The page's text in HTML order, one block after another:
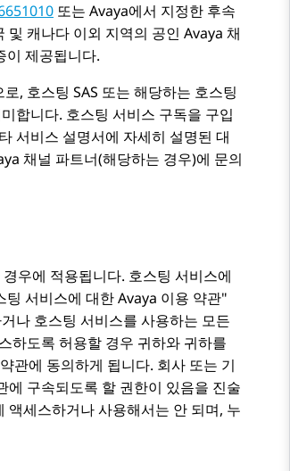
또는 Avaya에서 지정한 후속
및 캐나다 이외 지역의 공인 Avaya 채
이 제공됩니다.
, 호스팅 SAS 또는 해당하는 호스팅
합니다. 호스팅 서비스 구독을 구입
서비스 설명서에 자세히 설명된 대
채널 파트너(해당하는 경우)에 문의
우에 적용됩니다. 호스팅 서비스에
팅 서비스에 대한 Avaya 이용 약관
나 호스팅 서비스를 사용하는 모든
하도록 허용할 경우 귀하와 귀하를
관에 동의하게 됩니다. 회사 또는 기
구속되도록 할 권한이 있음을 진술
세스하거나 사용해서는 안 되며, 누